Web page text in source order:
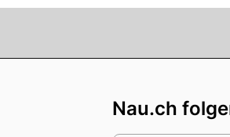
Nau.ch